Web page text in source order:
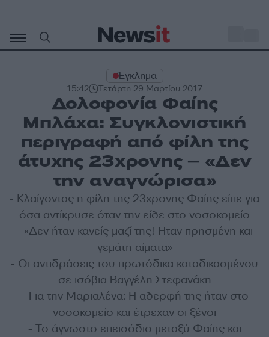
περιεχόμενο
Έγκλημα
15:42 Τετάρτη 29 Μαρτίου 2017
Δολοφονία Φαίης
Μπλάχα: Συγκλονιστική
περιγραφή από φίλη της
άτυχης 23χρονης – «Δεν
την αναγνώρισα»
- Κλαίγοντας η φίλη της 23χρονης Φαίης είπε για
όσα αντίκρυσε όταν την είδε στο νοσοκομείο
- «Δεν ήταν κανείς μαζί της! Ηταν πρησμένη και
γεμάτη αίματα»
- Οι αντιδράσεις του πρωτόδικα καταδικασμένου
σε ισόβια Βαγγέλη Στεφανάκη
- Για την Μαριαλένα: Η αδερφή της ήταν στο
νοσοκομείο και έτρεχαν οι ξένοι
- Το άγνωστο επεισόδιο μεταξύ Φαίης και